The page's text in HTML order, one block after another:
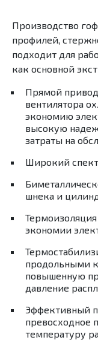
Производство
профилей,
подходит для
как основной
Прямой
вентилятора
экономию
высокую
затраты на
Широкий
шнека и
экономии
продольными
повышенную
давление
Эффективный
превосходное
температуру